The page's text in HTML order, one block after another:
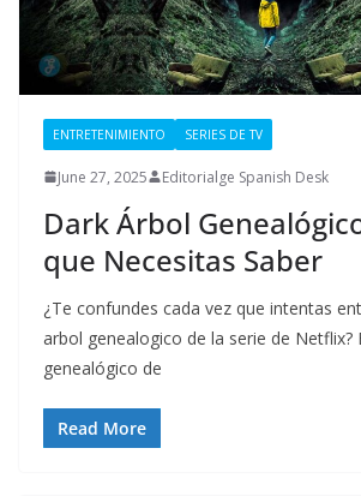
ENTRETENIMIENTO SERIES DE TV
June 27, 2025 Editorialge Spanish Desk
Dark Árbol
que Necesitas Saber
¿Te confundes cada vez que intentas
arbol genealogico de la serie de Netflix?
genealógico de
Read More